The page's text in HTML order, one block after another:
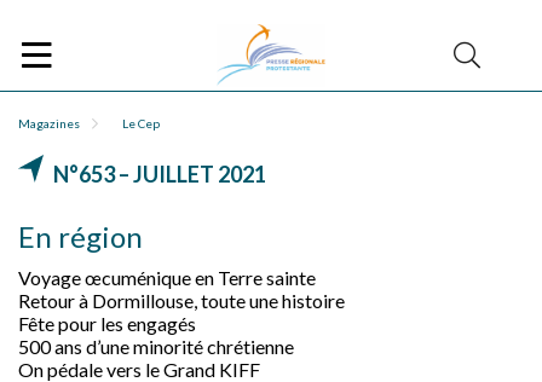
Magazines Le Cep
N°653 – JUILLET 2021
En région
Voyage œcuménique en Terre sainte
Retour à Dormillouse, toute une histoire
Fête pour les engagés
500 ans d’une minorité chrétienne
On pédale vers le Grand KIFF